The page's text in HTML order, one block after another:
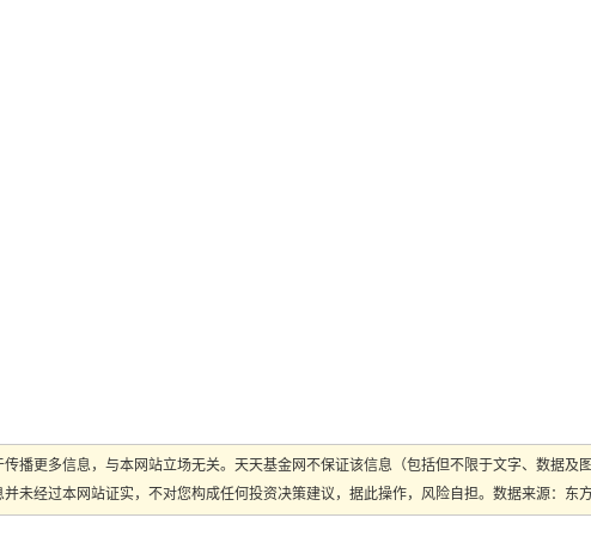
播更多信息，与本网站立场无关。天天基金网不保证该信息（包括但不限于文字、数据及
未经过本网站证实，不对您构成任何投资决策建议，据此操作，风险自担。数据来源：东